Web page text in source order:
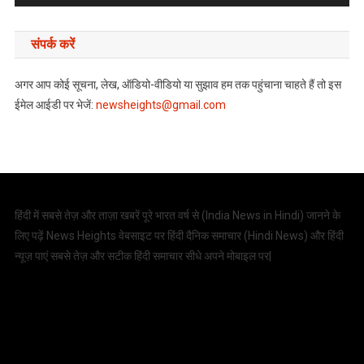
संपर्क करें
अगर आप कोई सूचना, लेख, ऑडियो-वीडियो या सुझाव हम तक पहुंचाना चाहते हैं तो इस
ईमेल आईडी पर भेजें: newsheights@gmail.com
हिंदी में सबसे तेज़ और ताज़ा खबरें पूरे भारत वर्ष से ( India News in Hindi) जानने के
लिए पढ़ें News Heights वेबसाइट पर हिंदी दैनिक समाचार (Hindi News) और हिंदी
न्यूज़ पाएं सबसे तेज़ और सटीक हिंदी समाचार सीधे अपने मोबाइल पर|